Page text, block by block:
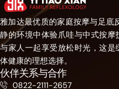
雅加达最优质的家庭按摩与足底
静的环境中体验爪哇与中式按摩
与家人一起享受放松时光，这是
体健康的理想选择。
伙伴关系与合作
0822-2111-2657